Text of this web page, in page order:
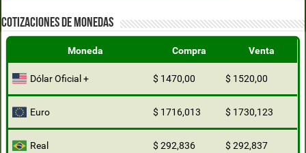
COTIZACIONES DE MONEDAS
Moneda Compra Venta
Dólar Oficial + $ 1470,00 $ 1520,00
Euro $ 1716,013 $ 1730,123
Real $ 292,836 $ 292,837